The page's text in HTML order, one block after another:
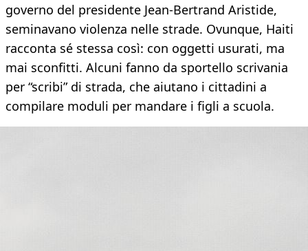
governo del presidente Jean-Bertrand Aristide,
seminavano violenza nelle strade. Ovunque, Haiti
racconta sé stessa così: con oggetti usurati, ma
mai sconfitti. Alcuni fanno da sportello scrivania
per “scribi” di strada, che aiutano i cittadini a
compilare moduli per mandare i figli a scuola.